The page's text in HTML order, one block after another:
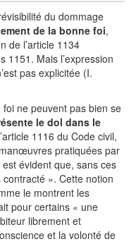
du dommage
de la bonne foi,
de l’article 1134
1151. Mais l’expression
pas explicitée (I.
ne peuvent pas bien se
le dol dans le
1116 du Code civil,
pratiquées par
évident que, sans ces
». Cette notion
le montrent les
pour certains « une
librement et
et la volonté de